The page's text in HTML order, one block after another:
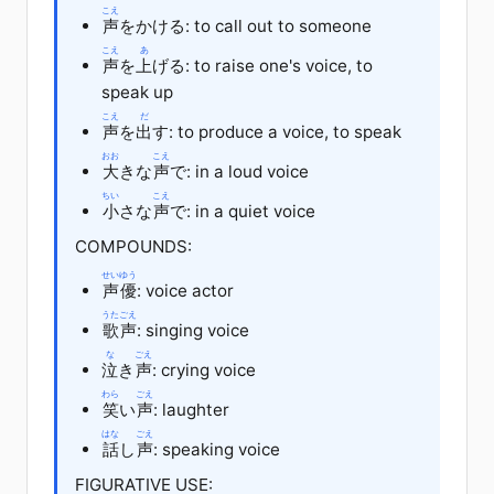
声
こえ
をかける: to call out to someone
声
こえ
を 上
あ
げる: to raise one's voice, to
speak up
声
こえ
を出
だ
す: to produce a voice, to speak
大
おお
きな声
こえ
で: in a loud voice
小
ちい
さな声
こえ
で: in a quiet voice
COMPOUNDS:
声優
せいゆう
: voice actor
歌声
うたごえ
: singing voice
泣
な
き 声
ごえ
: crying voice
笑
わら
い声
ごえ
: laughter
話
はな
し声
ごえ
: speaking voice
FIGURATIVE USE: